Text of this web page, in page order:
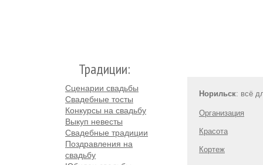
Традиции:
Сценарии свадьбы
Свадебные тосты
Конкурсы на свадьбу
Выкуп невесты
Свадебные традиции
Поздравления на
свадьбу
Норильск: всё
Организация
Красота
Кортеж